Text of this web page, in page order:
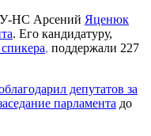
НС Арсений Яцeнюк
. Его кандидатуру,
, поддержали 227
депутатов за
парламента до